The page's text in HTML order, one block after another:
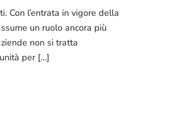
Con l’entrata in vigore della
un ruolo ancora più
non si tratta
per […]